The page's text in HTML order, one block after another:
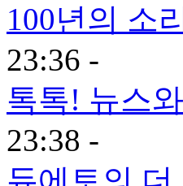
100년의 소
23:36 -
톡톡! 뉴스
23:38 -